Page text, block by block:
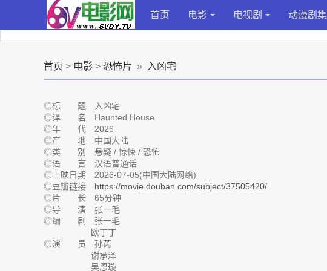
首页 电影 电视剧 动漫剧集
首页 > 电影 > 恐怖片 » 入凶宅
◎标 题 入凶宅
◎译 名 Haunted House
◎年 代 2026
◎产 地 中国大陆
◎类 别 悬疑 / 惊悚 / 恐怖
◎语 言 汉语普通话
◎上映日期 2026-07-05(中国大陆网络)
◎豆瓣链接 https://movie.douban.com/subject/37505420/
◎片 长 65分钟
◎导 演 张一毛
◎编 剧 张一毛
欧丁丁
◎演 员 孙芮
谢承泽
吴恩璇